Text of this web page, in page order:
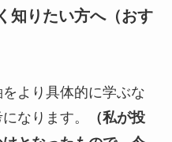
知りたい方へ（おす
より具体的に学ぶな
なります。
（私が投